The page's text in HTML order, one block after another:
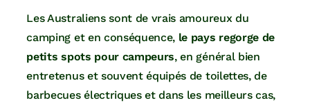
Les Australiens sont de vrais amoureux du
camping et en conséquence, le pays regorge de
petits spots pour campeurs, en général bien
entretenus et souvent équipés de toilettes, de
barbecues électriques et dans les meilleurs cas,